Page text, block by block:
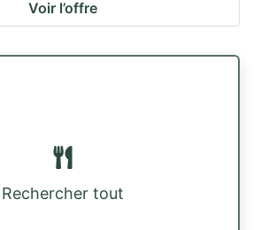
Voir l’offre
Rechercher tout